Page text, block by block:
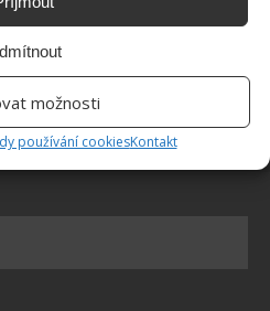
možnosti
používání cookiesKontakt
už v obchodě ani korunu.
zvládne každý a téměř